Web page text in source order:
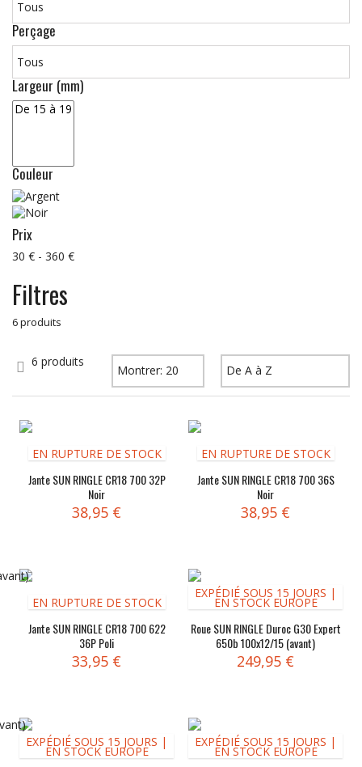
Perçage
Largeur (mm)
Couleur
Prix
30 € - 360 €
Filtres
6 produits
6 produits
EN RUPTURE DE STOCK
Jante SUN RINGLE CR18 700 32P
Noir
38,95 €
EN RUPTURE DE STOCK
Jante SUN RINGLE CR18 700 36S
Noir
38,95 €
EN RUPTURE DE STOCK
Jante SUN RINGLE CR18 700 622
36P Poli
33,95 €
EXPÉDIÉ SOUS 15 JOURS |
EN STOCK EUROPE
Roue SUN RINGLE Duroc G30 Expert
650b 100x12/15 (avant)
249,95 €
EXPÉDIÉ SOUS 15 JOURS |
EN STOCK EUROPE
EXPÉDIÉ SOUS 15 JOURS |
EN STOCK EUROPE